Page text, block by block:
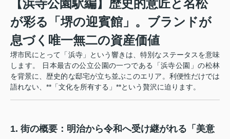
【浜寺公園駅編】歴史的意匠と名松
が彩る「堺の迎賓館」。ブランドが
息づく唯一無二の資産価値
堺市民にとって「浜寺」という響きは、特別なステータスを意味
します。 日本最古の公立公園の一つである「浜寺公園」の松林
を背景に、歴史的な邸宅が立ち並ぶこのエリア。利便性だけでは
語れない、**「文化を所有する」**という贅沢に迫ります。
1. 街の概要：明治から令和へ受け継がれる「美意